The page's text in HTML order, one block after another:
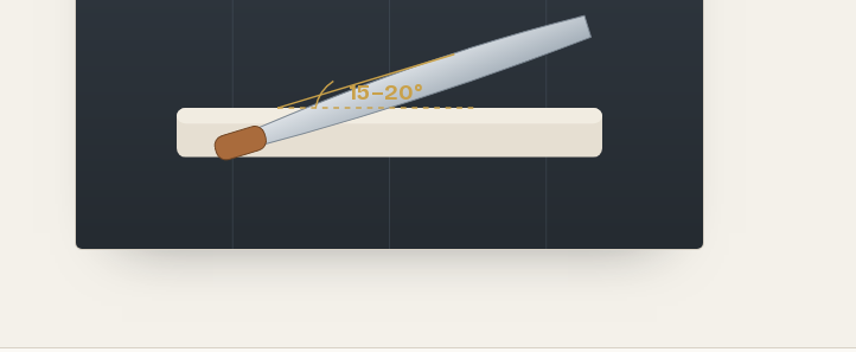
15–20°